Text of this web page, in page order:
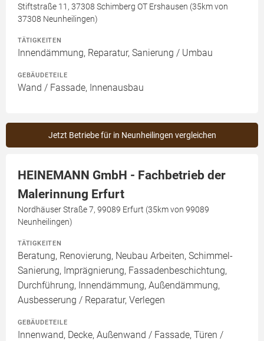
Stiftstraße 11, 37308 Schimberg OT Ershausen (35km von
37308 Neunheilingen)
TÄTIGKEITEN
Innendämmung, Reparatur, Sanierung / Umbau
GEBÄUDETEILE
Wand / Fassade, Innenausbau
Jetzt Betriebe für in Neunheilingen vergleichen
HEINEMANN GmbH - Fachbetrieb der
Malerinnung Erfurt
Nordhäuser Straße 7, 99089 Erfurt (35km von 99089
Neunheilingen)
TÄTIGKEITEN
Beratung, Renovierung, Neubau Arbeiten, Schimmel-
Sanierung, Imprägnierung, Fassadenbeschichtung,
Durchführung, Innendämmung, Außendämmung,
Ausbesserung / Reparatur, Verlegen
GEBÄUDETEILE
Innenwand, Decke, Außenwand / Fassade, Türen /